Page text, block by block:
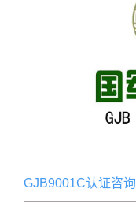
GJB9001C认证咨询